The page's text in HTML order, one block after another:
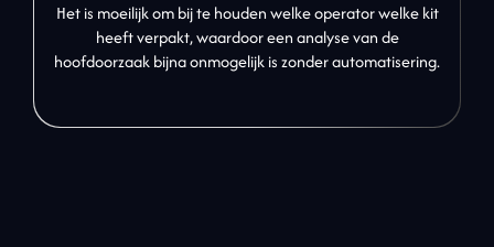
Het is moeilijk om bij te houden welke operator welke kit
heeft verpakt, waardoor een analyse van de
hoofdoorzaak bijna onmogelijk is zonder automatisering.